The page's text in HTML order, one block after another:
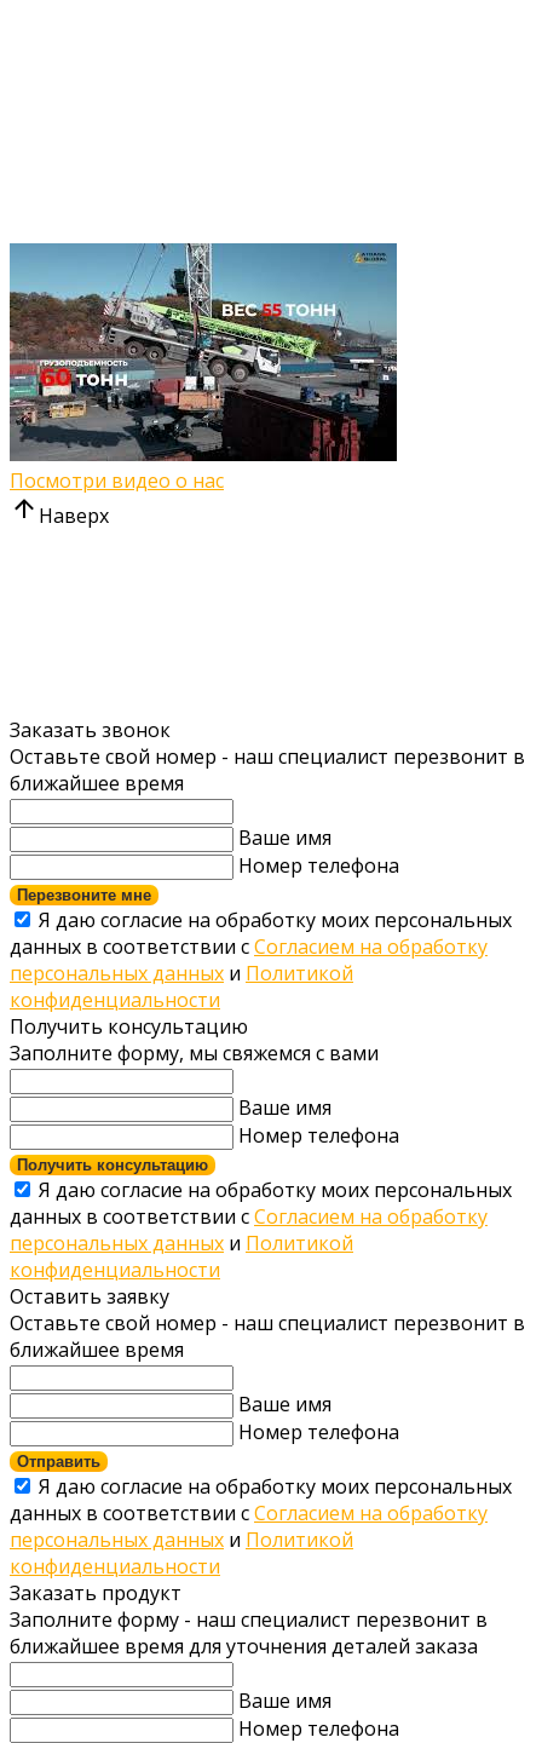
Посмотри видео о нас
Наверх
Заказать звонок
Оставьте свой номер - наш специалист перезвонит в
ближайшее время
Ваше имя
Номер телефона
Перезвоните мне
Я даю согласие на обработку моих персональных
данных в соответствии сСогласием на обработку
персональных данных и Политикой
конфиденциальности
Получить консультацию
Заполните форму, мы свяжемся с вами
Ваше имя
Номер телефона
Получить консультацию
Я даю согласие на обработку моих персональных
данных в соответствии сСогласием на обработку
персональных данных и Политикой
конфиденциальности
Оставить заявку
Оставьте свой номер - наш специалист перезвонит в
ближайшее время
Ваше имя
Номер телефона
Отправить
Я даю согласие на обработку моих персональных
данных в соответствии сСогласием на обработку
персональных данных и Политикой
конфиденциальности
Заказать продукт
Заполните форму - наш специалист перезвонит в
ближайшее время для уточнения деталей заказа
Ваше имя
Номер телефона